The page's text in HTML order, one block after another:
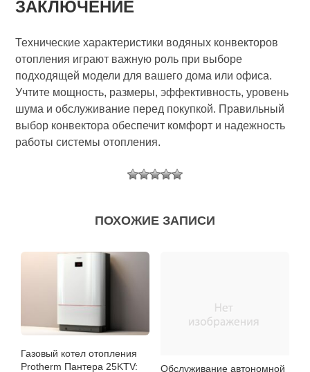
ЗАКЛЮЧЕНИЕ
Технические характеристики водяных конвекторов
отопления играют важную роль при выборе
подходящей модели для вашего дома или офиса.
Учтите мощность, размеры, эффективность, уровень
шума и обслуживание перед покупкой. Правильный
выбор конвектора обеспечит комфорт и надежность
работы системы отопления.
ПОХОЖИЕ ЗАПИСИ
Газовый котел отопления
Protherm Пантера 25KTV:
Обслуживание автономной